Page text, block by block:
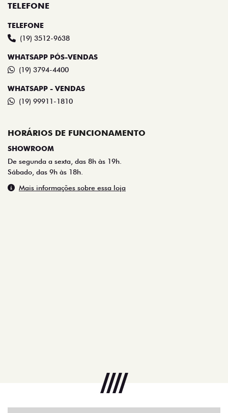
TELEFONE
TELEFONE
(19) 3512-9638
WHATSAPP PÓS-VENDAS
(19) 3794-4400
WHATSAPP - VENDAS
(19) 99911-1810
HORÁRIOS DE FUNCIONAMENTO
SHOWROOM
De segunda a sexta, das 8h às 19h.
Sábado, das 9h às 18h.
Mais informações sobre essa loja